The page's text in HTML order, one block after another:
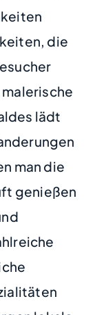
die
lädt
man die
genießen